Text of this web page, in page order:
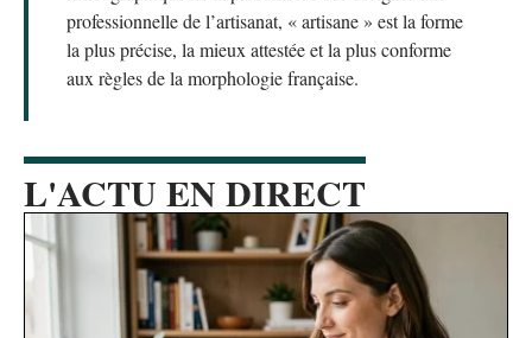
professionnelle de l’artisanat, « artisane » est la forme
la plus précise, la mieux attestée et la plus conforme
aux règles de la morphologie française.
L'ACTU EN DIRECT